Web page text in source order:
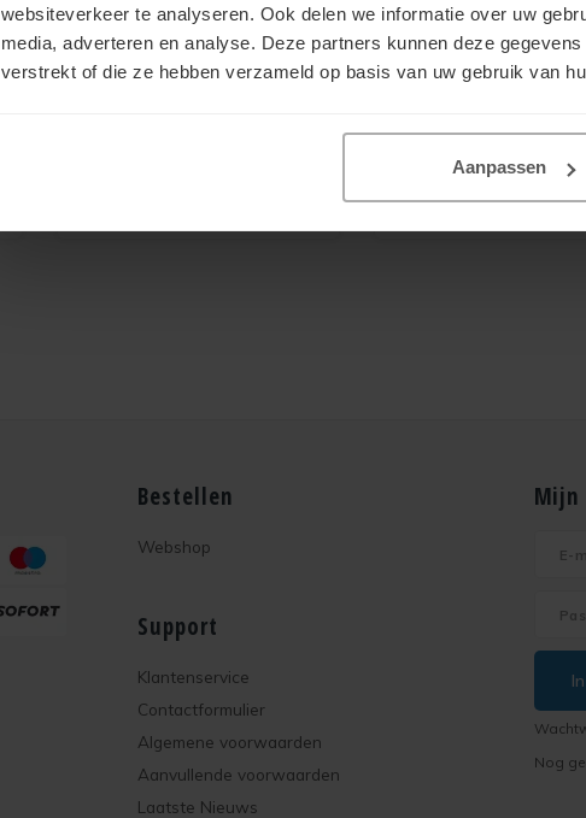
websiteverkeer te analyseren. Ook delen we informatie over uw
media, adverteren en analyse. Deze partners kunnen deze
verstrekt of die ze hebben verzameld op basis van uw gebruik van
Aanpassen
Beugel Kunststof Verfemmer 12
voor het verdelen van verf
roller. Geschikt voor 18,
€5,00 Incl. btw
Bestellen
Webshop
Support
Klantenservice
Contactformulier
Algemene voorwaarden
Aanvullende voorwaarden
Laatste Nieuws
Mijn
Nog